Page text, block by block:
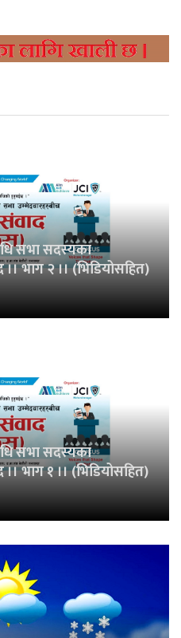
सभा सदस्यका
भाग २ ।। (भिडियोसहित)
सभा सदस्यका
भाग १ ।। (भिडियोसहित)